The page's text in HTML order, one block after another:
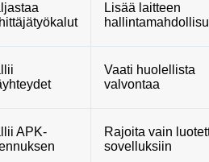
Lisää laitteen
Vaati huolellista
valvontaa
APK-
Rajoita vain
sovelluksiin